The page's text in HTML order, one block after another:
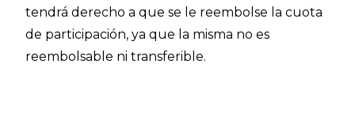
tendrá derecho a que se le reembolse la cuota
de participación, ya que la misma no es
reembolsable ni transferible.